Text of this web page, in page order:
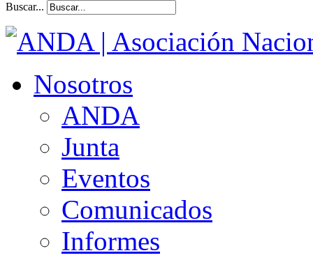
Buscar...
Nosotros
ANDA
Junta
Eventos
Comunicados
Informes